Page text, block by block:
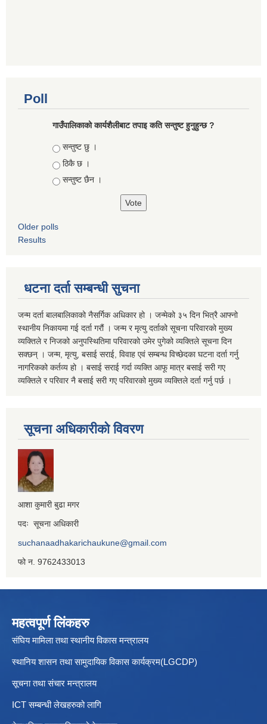
Poll
गाउँपालिकाको कार्यशैलीबाट तपाइ कति सन्तुष्ट हुनुहुन्छ ?
Choices
सन्तुष्ट छु ।
ठिकै छ ।
सन्तुष्ट छैन ।
Older polls
Results
धटना दर्ता सम्बन्धी सुचना
जन्म दर्ता बालबालिकाको नैसर्गिक अधिकार हो । जन्मेको ३५ दिन भित्रै आफ्नो
स्थानीय निकायमा गई दर्ता गरौं । जन्म र मृत्यु दर्ताको सूचना परिवारको मुख्य
व्यक्तिले र निजको अनुपस्थितिमा परिवारको उमेर पुगेको व्यक्तिले सूचना दिन
सक्छन् । जन्म, मृत्यु, बसाई सराई, विवाह एवं सम्बन्ध विच्छेदका घटना दर्ता गर्नु
नागरिकको कर्तव्य हो । बसाई सराई गर्दा व्यक्ति आफू मात्र बसाई सरी गए
व्यक्तिले र परिवार नै बसाई सरी गए परिवारको मुख्य व्यक्तिले दर्ता गर्नु पर्छ ।
सूचना अधिकारीको विवरण
आशा कुमारी बुढा मगर
पदः सूचना अधिकारी
suchanaadhakarichaukune@gmail.com
फो न. 9762433013
महत्वपूर्ण लिंकहरु
संघिय मामिला तथा स्थानीय विकास मन्त्रालय
स्थानिय शासन तथा सामुदायिक विकास कार्यक्रम(LGCDP)
सूचना तथा संचार मन्त्रालय
ICT सम्बन्धी लेखहरुको लागि